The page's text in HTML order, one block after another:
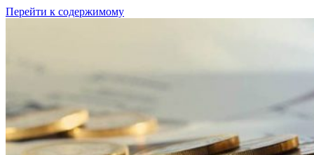
Перейти к содержимому